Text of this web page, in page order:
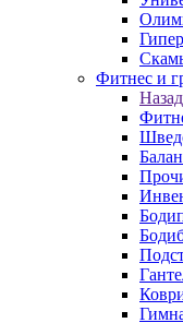
Фитнес и
Назад